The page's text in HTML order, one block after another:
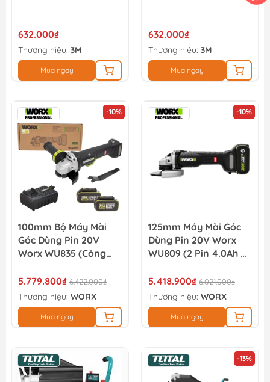
632.000₫
Thương hiệu: 3M
Mua ngay
632.000₫
Thương hiệu: 3M
Mua ngay
-10%
100mm Bộ Máy Mài
Góc Dùng Pin 20V
Worx WU835 (Công
5.779.800₫ 6.422.000₫
Thương hiệu: WORX
Mua ngay
-10%
125mm Máy Mài Góc
Dùng Pin 20V Worx
WU809 (2 Pin 4.0Ah &
5.418.900₫ 6.021.000₫
Thương hiệu: WORX
Mua ngay
-13%